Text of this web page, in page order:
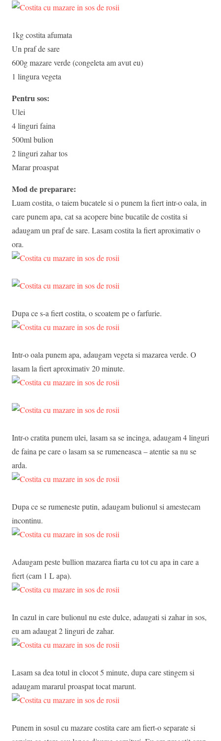
1kg costita afumata
Un praf de sare
600g mazare verde (congeleta am avut eu)
1 lingura vegeta
Pentru sos:
Ulei
4 linguri faina
500ml bulion
2 linguri zahar tos
Marar proaspat
Mod de preparare:
Luam costita, o taiem bucatele si o punem la fiert intr-o oala, in
care punem apa, cat sa acopere bine bucatile de costita si
adaugam un praf de sare. Lasam costita la fiert aproximativ o
ora.
Dupa ce s-a fiert costita, o scoatem pe o farfurie.
Intr-o oala punem apa, adaugam vegeta si mazarea verde. O
lasam la fiert aproximativ 20 minute.
Intr-o cratita punem ulei, lasam sa se incinga, adaugam 4 linguri
de faina pe care o lasam sa se rumeneasca – atentie sa nu se
arda.
Dupa ce se rumeneste putin, adaugam bulionul si amestecam
incontinu.
Adaugam peste bullion mazarea fiarta cu tot cu apa in care a
fiert (cam 1 L apa).
In cazul in care bulionul nu este dulce, adaugati si zahar in sos,
eu am adaugat 2 linguri de zahar.
Lasam sa dea totul in clocot 5 minute, dupa care stingem si
adaugam mararul proaspat tocat marunt.
Punem in sosul cu mazare costita care am fiert-o separate si